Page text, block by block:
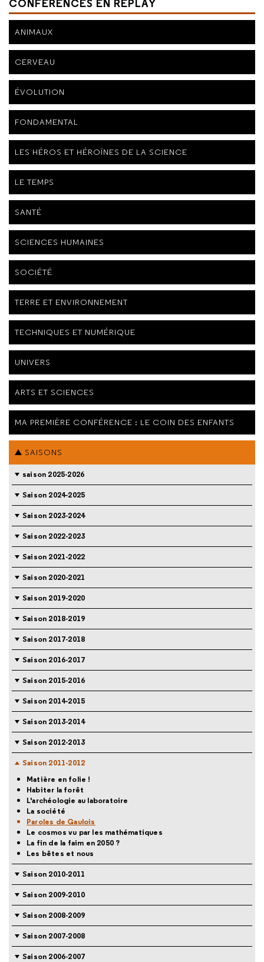
CONFÉRENCES EN REPLAY
ANIMAUX
CERVEAU
ÉVOLUTION
FONDAMENTAL
LES HÉROS ET HÉROÏNES DE LA SCIENCE
LE TEMPS
SANTÉ
SCIENCES HUMAINES
SOCIÉTÉ
TERRE ET ENVIRONNEMENT
TECHNIQUES ET NUMÉRIQUE
UNIVERS
ARTS ET SCIENCES
MA PREMIÈRE CONFÉRENCE : LE COIN DES ENFANTS
SAISONS
saison 2025-2026
Saison 2024-2025
Saison 2023-2024
Saison 2022-2023
Saison 2021-2022
Saison 2020-2021
Saison 2019-2020
Saison 2018-2019
Saison 2017-2018
Saison 2016-2017
Saison 2015-2016
Saison 2014-2015
Saison 2013-2014
Saison 2012-2013
Saison 2011-2012
Matière en folie !
Habiter la forêt
L'archéologie au laboratoire
La société
Paroles de Gaulois
Le cosmos vu par les mathématiques
La fin de la faim en 2050 ?
Les bêtes et nous
Saison 2010-2011
Saison 2009-2010
Saison 2008-2009
Saison 2007-2008
Saison 2006-2007